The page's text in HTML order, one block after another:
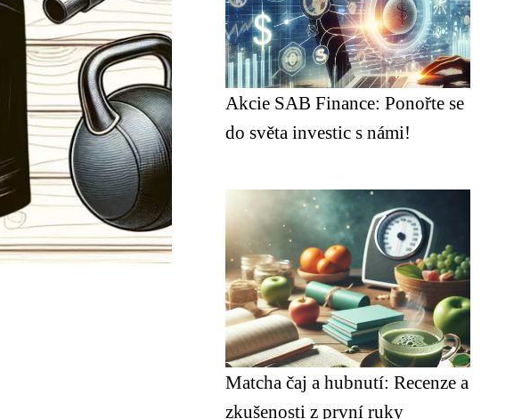
Akcie SAB Finance: Ponořte se
do světa investic s námi!
Matcha čaj a hubnutí: Recenze a
zkušenosti z první ruky